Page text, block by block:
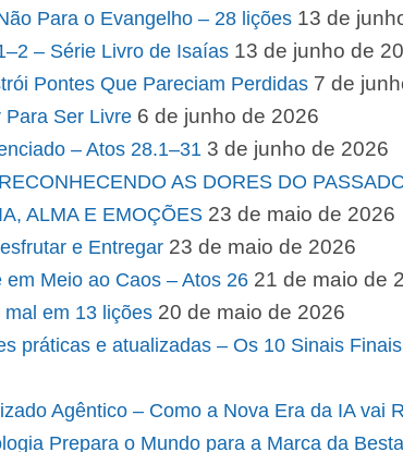
Para o Evangelho – 28 lições 13 de
– Série Livro de Isaías 13 de junho de
Pontes Que Pareciam Perdidas 7 de
Para Ser Livre 6 de junho de 2026
– Atos 28.1–31 3 de junho de 2026
AS DORES DO
ALMA E EMOÇÕES 23 de maio de 2026
e Entregar 23 de maio de 2026
Meio ao Caos – Atos 26 21 de maio de
em 13 lições 20 de maio de 2026
práticas e atualizadas – Os 10 Sinais
Agêntico – Como a Nova Era da IA vai
Prepara o Mundo para a Marca da Besta